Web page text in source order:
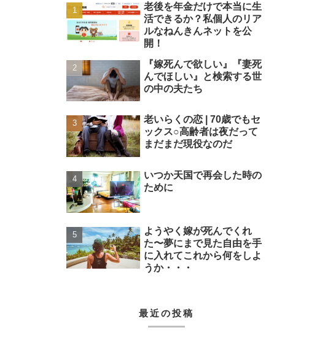
老後を年金だけで本当に生
活できるか？私個人のリア
ルなねんきんネットを公
開！
『嫁死んで欲しい』『妻死
んでほしい』と検索する世
の中の夫たち
老いらくの恋 | 70歳でもセ
ックス○高齢者は夜だって
まだまだ現役なのだ
いつか天国で再会した時の
ために
ようやく嫁が死んでくれ
た〜夢にまで見た自由を手
に入れてこれから何をしよ
うか・・・
最近の投稿